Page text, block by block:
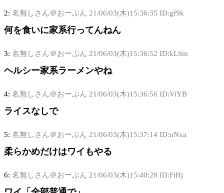
2: 名無しさん＠おーぷん 21/06/03(木)15:36:35 ID:gf9k
何を食いに家系行ってんねん
3: 名無しさん＠おーぷん 21/06/03(木)15:36:52 ID:kLSm
ヘルシー家系ラーメンやね
4: 名無しさん＠おーぷん 21/06/03(木)15:36:56 ID:ViYB
ライスなしで
5: 名無しさん＠おーぷん 21/06/03(木)15:37:14 ID:uNxa
柔らかめだけはワイもやる
6: 名無しさん＠おーぷん 21/06/03(木)15:40:28 ID:FiHj